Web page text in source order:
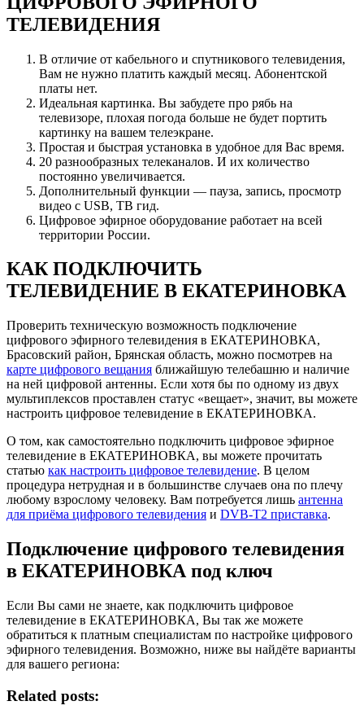
ТЕЛЕВИДЕНИЯ
В отличие от кабельного и спутникового телевидения,
Вам не нужно платить каждый месяц. Абонентской
платы нет.
Идеальная картинка. Вы забудете про рябь на
телевизоре, плохая погода больше не будет портить
картинку на вашем телеэкране.
Простая и быстрая установка в удобное для Вас время.
20 разнообразных телеканалов. И их количество
постоянно увеличивается.
Дополнительный функции — пауза, запись, просмотр
видео с USB, ТВ гид.
Цифровое эфирное оборудование работает на всей
территории России.
КАК ПОДКЛЮЧИТЬ
ТЕЛЕВИДЕНИЕ В ЕКАТЕРИНОВКА
Проверить техническую возможность подключение
цифрового эфирного телевидения в ЕКАТЕРИНОВКА,
Брасовский район, Брянская область, можно посмотрев на
карте цифрового вещания ближайшую телебашню и наличие
на ней цифровой антенны. Если хотя бы по одному из двух
мультиплексов проставлен статус «вещает», значит, вы можете
настроить цифровое телевидение в ЕКАТЕРИНОВКА.
О том, как самостоятельно подключить цифровое эфирное
телевидение в ЕКАТЕРИНОВКА, вы можете прочитать
статью как настроить цифровое телевидение. В целом
процедура нетрудная и в большинстве случаев она по плечу
любому взрослому человеку. Вам потребуется лишь антенна
для приёма цифрового телевидения и DVB-T2 приставка.
Подключение цифрового телевидения
в ЕКАТЕРИНОВКА под ключ
Если Вы сами не знаете, как подключить цифровое
телевидение в ЕКАТЕРИНОВКА, Вы так же можете
обратиться к платным специалистам по настройке цифрового
эфирного телевидения. Возможно, ниже вы найдёте варианты
для вашего региона:
Related posts: